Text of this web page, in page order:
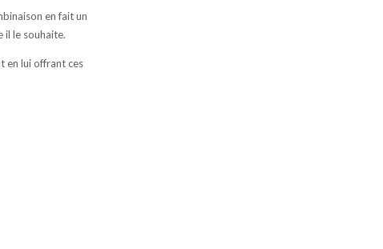
en fait un
il le souhaite.
en lui offrant ces